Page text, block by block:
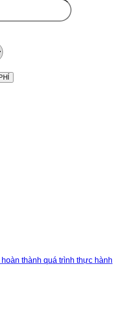
thành quá trình thực hành